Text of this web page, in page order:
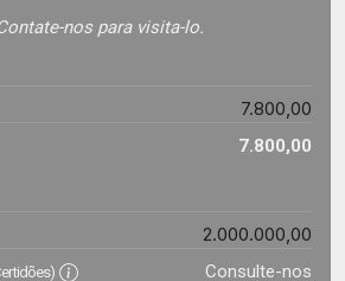
nos para visita-lo.
7.800,00
7.800,00
2.000.000,00
Consulte-nos